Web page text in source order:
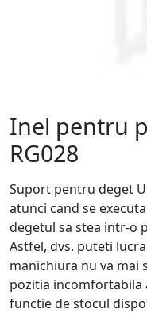
Inel pentru
RG028
Suport pentru deget
atunci cand se
degetul sa stea intr-o
Astfel, dvs. puteti
manichiura nu va mai
pozitia incomfortabila
functie de stocul